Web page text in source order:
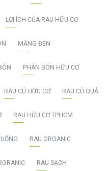
LỢI ÍCH CỦA RAU HỮU CƠ
MĂNG ĐEN
PHÂN BÓN HỮU CƠ
RAU CỦ HỮU CƠ RAU CỦ QUẢ
RAU HỮU CƠ TPHCM
RAU ORGANIC
RAU SẠCH